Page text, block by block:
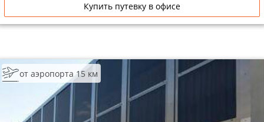
Купить путевку в офисе
от аэропорта 15 км